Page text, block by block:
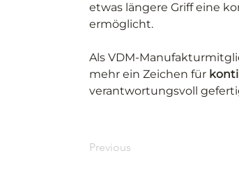
etwas längere Griff eine
ermöglicht.
Als VDM-
mehr ein Zeichen für
verantwortungsvoll
Previous